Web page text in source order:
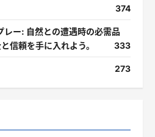
374
ー: 自然との遭遇時の必需品
信頼を手に入れよう。
333
273